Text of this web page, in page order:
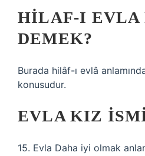
HILAF-I EVLA
DEMEK?
Burada hilâf-ı evlâ
konusudur.
EVLA KIZ
15. Evla Daha iyi olmak